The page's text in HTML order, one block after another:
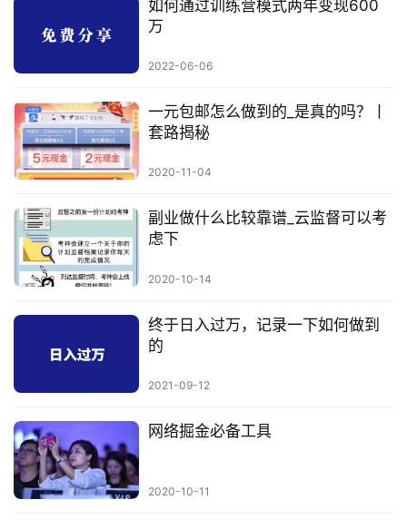
如何通过训练营模式两年变现600
万
2022-06-06
一元包邮怎么做到的_是真的吗？丨
套路揭秘
2020-11-04
副业做什么比较靠谱_云监督可以考
虑下
2020-10-14
终于日入过万，记录一下如何做到
的
2021-09-12
网络掘金必备工具
2020-10-11